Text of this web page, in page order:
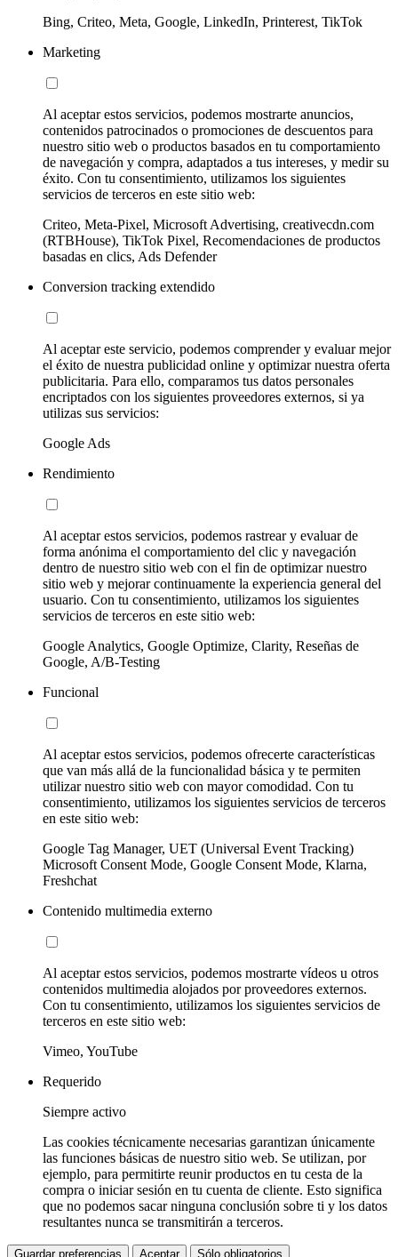
Bing, Criteo, Meta, Google, LinkedIn, Printerest, TikTok
Marketing
Al aceptar estos servicios, podemos mostrarte anuncios,
contenidos patrocinados o promociones de descuentos para
nuestro sitio web o productos basados en tu comportamiento
de navegación y compra, adaptados a tus intereses, y medir su
éxito. Con tu consentimiento, utilizamos los siguientes
servicios de terceros en este sitio web:
Criteo, Meta-Pixel, Microsoft Advertising, creativecdn.com
(RTBHouse), TikTok Pixel, Recomendaciones de productos
basadas en clics, Ads Defender
Conversion tracking extendido
Al aceptar este servicio, podemos comprender y evaluar mejor
el éxito de nuestra publicidad online y optimizar nuestra oferta
publicitaria. Para ello, comparamos tus datos personales
encriptados con los siguientes proveedores externos, si ya
utilizas sus servicios:
Google Ads
Rendimiento
Al aceptar estos servicios, podemos rastrear y evaluar de
forma anónima el comportamiento del clic y navegación
dentro de nuestro sitio web con el fin de optimizar nuestro
sitio web y mejorar continuamente la experiencia general del
usuario. Con tu consentimiento, utilizamos los siguientes
servicios de terceros en este sitio web:
Google Analytics, Google Optimize, Clarity, Reseñas de
Google, A/B-Testing
Funcional
Al aceptar estos servicios, podemos ofrecerte características
que van más allá de la funcionalidad básica y te permiten
utilizar nuestro sitio web con mayor comodidad. Con tu
consentimiento, utilizamos los siguientes servicios de terceros
en este sitio web:
Google Tag Manager, UET (Universal Event Tracking)
Microsoft Consent Mode, Google Consent Mode, Klarna,
Freshchat
Contenido multimedia externo
Al aceptar estos servicios, podemos mostrarte vídeos u otros
contenidos multimedia alojados por proveedores externos.
Con tu consentimiento, utilizamos los siguientes servicios de
terceros en este sitio web:
Vimeo, YouTube
Requerido
Siempre activo
Las cookies técnicamente necesarias garantizan únicamente
las funciones básicas de nuestro sitio web. Se utilizan, por
ejemplo, para permitirte reunir productos en tu cesta de la
compra o iniciar sesión en tu cuenta de cliente. Esto significa
que no podemos sacar ninguna conclusión sobre ti y los datos
resultantes nunca se transmitirán a terceros.
Guardar preferencias Aceptar Sólo obligatorios